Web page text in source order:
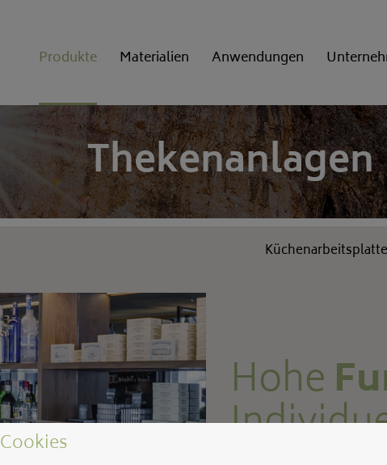
Produkte
Ausführungen
Kantenprofile
Materialien
Natursteinkunde
Anwendungen
Thekenanlagen
Hohe
Cookies